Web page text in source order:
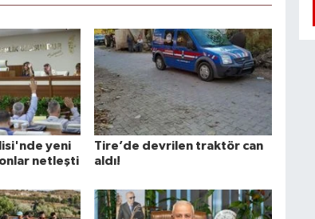
yeni
netleşti
Tire’de devrilen traktör can
aldı!